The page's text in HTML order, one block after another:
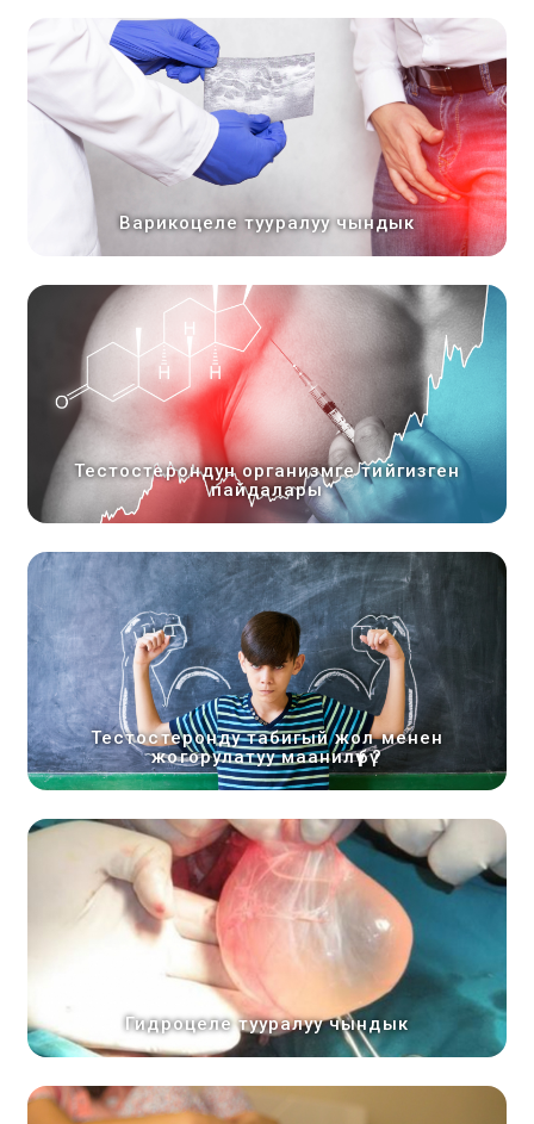
Варикоцеле тууралуу чындык
Тестостерондун организмге тийгизген
пайдалары
Тестостеронду табигый жол менен
жогорулатуу маанилүүбү?
Гидроцеле тууралуу чындык